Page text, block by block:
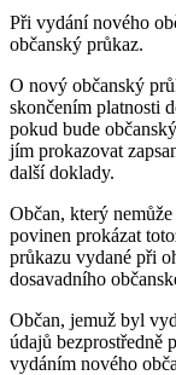
Při vydání nového
občanský průkaz.
O nový občanský
skončením platnosti
pokud bude
jím prokazovat
další doklady.
Občan, který
povinen prokázat
průkazu vydané při
dosavadního
Občan, jemuž byl
údajů bezprostředně
vydáním nového